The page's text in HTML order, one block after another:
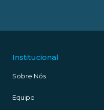
Institucional
Sobre Nós
Equipe